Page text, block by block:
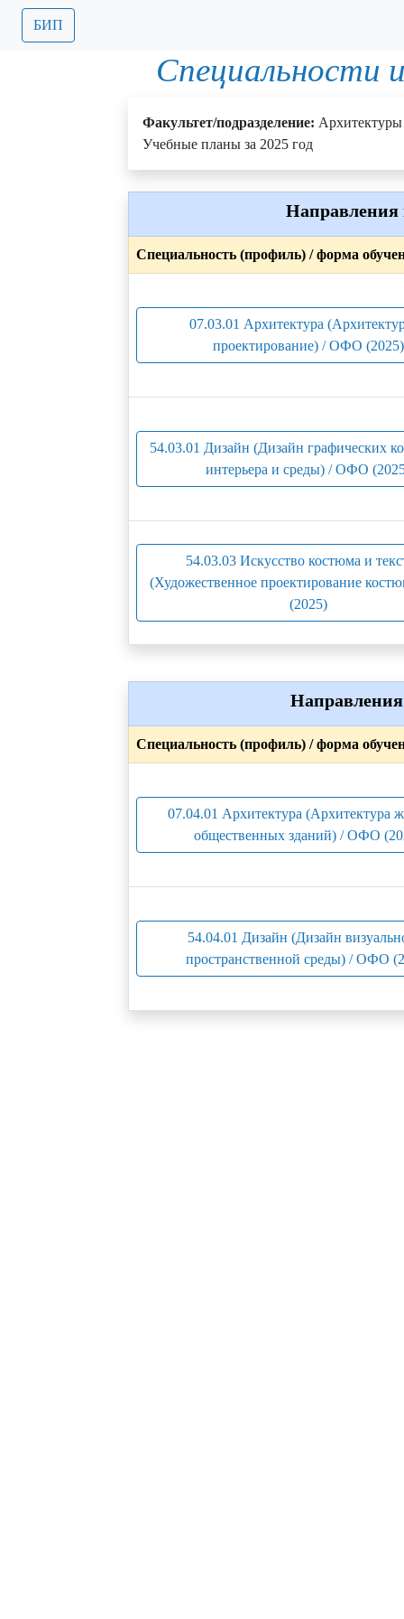
БИП
Специальности
Факультет/подразделение:
Учебные планы за 2025 год
Направления
Специальность (профиль) / форма
07.03.01 Архитектура
проектирование) / ОФО (2025)
54.03.01 Дизайн (Дизайн графических
интерьера и среды) / ОФО
54.03.03 Искусство костюма и
(Художественное проектирование
(2025)
Направления
Специальность (профиль) / форма
07.04.01 Архитектура (Архитектура
общественных зданий) / ОФО
54.04.01 Дизайн (Дизайн
пространственной среды) / ОФО